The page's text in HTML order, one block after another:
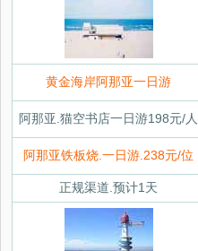
黄金海岸阿那亚一日游
阿那亚.猫空书店一日游198元/人
阿那亚铁板烧.一日游.238元/位
正规渠道.预计1天